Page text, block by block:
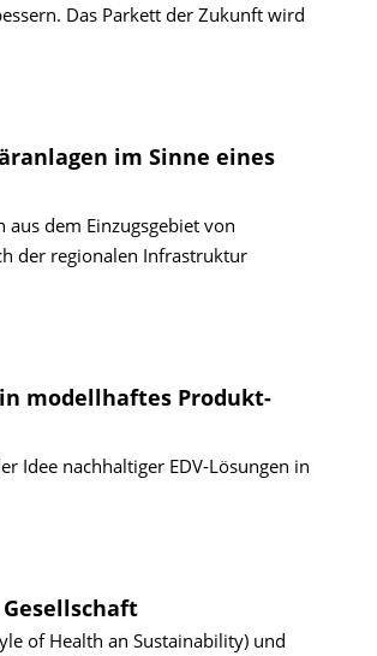
Das Parkett der Zukunft wird
im Sinne eines
dem Einzugsgebiet von
der regionalen Infrastruktur
modellhaftes Produkt-
Idee nachhaltiger EDV-Lösungen in
of Health an Sustainability) und